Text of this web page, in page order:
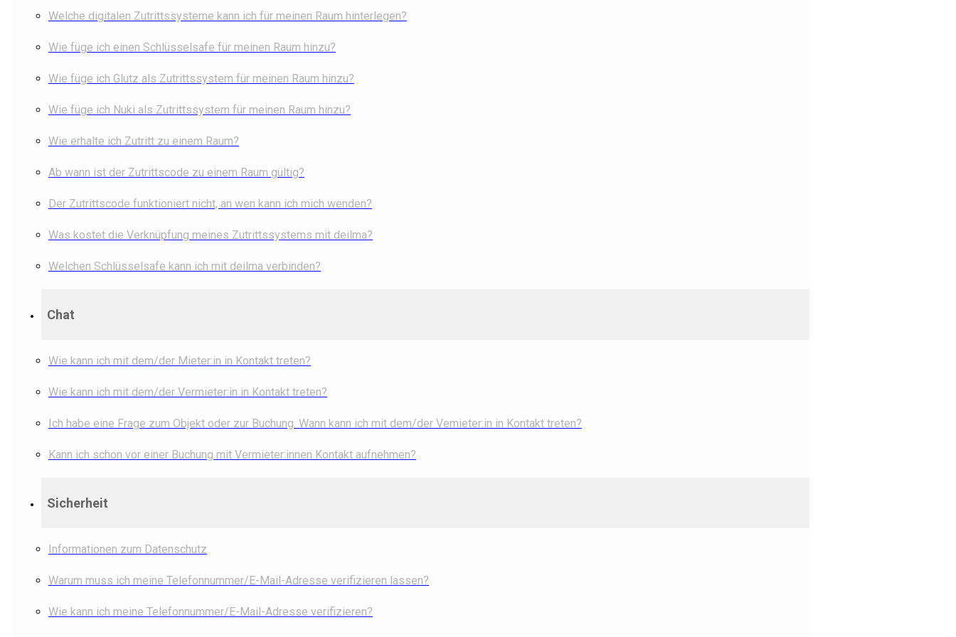
Welche digitalen Zutrittssysteme kann ich für meinen Raum hinterlegen?
Wie füge ich einen Schlüsselsafe für meinen Raum hinzu?
Wie füge ich Glutz als Zutrittssystem für meinen Raum hinzu?
Wie füge ich Nuki als Zutrittssystem für meinen Raum hinzu?
Wie erhalte ich Zutritt zu einem Raum?
Ab wann ist der Zutrittscode zu einem Raum gültig?
Der Zutrittscode funktioniert nicht, an wen kann ich mich wenden?
Was kostet die Verknüpfung meines Zutrittssystems mit deilma?
Welchen Schlüsselsafe kann ich mit deilma verbinden?
Chat
Wie kann ich mit dem/der Mieter:in in Kontakt treten?
Wie kann ich mit dem/der Vermieter:in in Kontakt treten?
Ich habe eine Frage zum Objekt oder zur Buchung. Wann kann ich mit dem/der Vemieter:in in Kontakt treten?
Kann ich schon vor einer Buchung mit Vermieter:innen Kontakt aufnehmen?
Sicherheit
Informationen zum Datenschutz
Warum muss ich meine Telefonnummer/E-Mail-Adresse verifizieren lassen?
Wie kann ich meine Telefonnummer/E-Mail-Adresse verifizieren?